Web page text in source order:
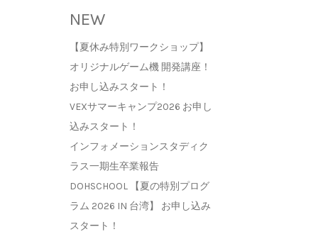
NEW
【夏休み特別ワークショップ】
オリジナルゲーム機 開発講座！
お申し込みスタート！
VEXサマーキャンプ2026 お申し
込みスタート！
インフォメーションスタディク
ラス一期生卒業報告
DOHSCHOOL 【夏の特別プログ
ラム 2026 IN 台湾】 お申し込み
スタート！